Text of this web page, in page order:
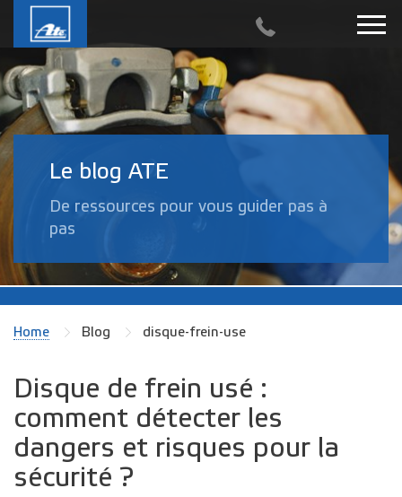
Le blog ATE
De ressources pour vous guider pas à
pas
Home Blog disque-frein-use
Disque de frein usé :
comment détecter les
dangers et risques pour la
sécurité ?